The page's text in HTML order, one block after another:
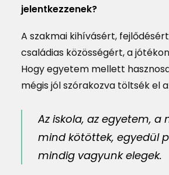
jelentkezzenek?
A szakmai kihívásért,
családias közösségért, a
Hogy egyetem mellett
mégis jól szórakozva töltsék el
Az iskola, az egyetem,
mind kötöttek, egyedül
mindig vagyunk elegek.